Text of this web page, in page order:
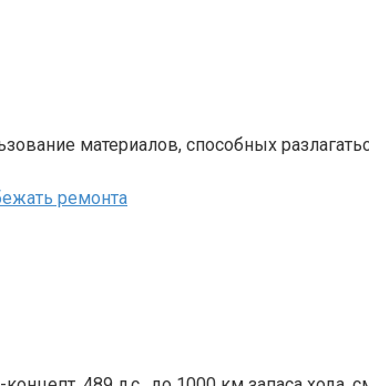
материалов, способных
ремонта